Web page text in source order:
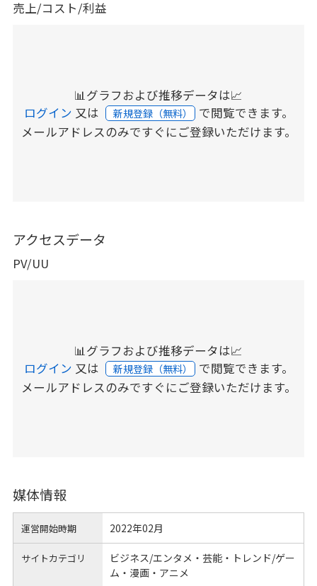
売上/コスト/利益
📊グラフおよび推移データは📈
ログイン 又は 新規登録（無料） で閲覧できます。
メールアドレスのみですぐにご登録いただけます。
アクセスデータ
PV/UU
📊グラフおよび推移データは📈
ログイン 又は 新規登録（無料） で閲覧できます。
メールアドレスのみですぐにご登録いただけます。
媒体情報
運営開始時期 2022年02月
サイトカテゴリ
ビジネス/エンタメ・芸能・トレンド/ゲー
ム・漫画・アニメ